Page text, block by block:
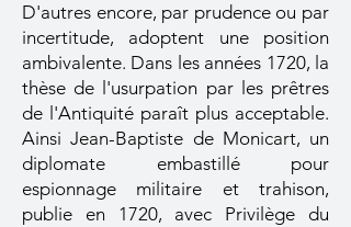
D'autres encore, par prudence ou par
incertitude, adoptent une position
ambivalente. Dans les années 1720, la
thèse de l'usurpation par les prêtres
de l'Antiquité paraît plus acceptable.
Ainsi Jean-Baptiste de Monicart, un
diplomate embastillé pour
espionnage militaire et trahison,
publie en 1720, avec Privilège du